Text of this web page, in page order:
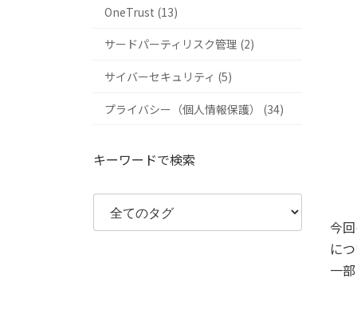
今
に
一
OneTrust (13)
サードパーティリスク管理 (2)
サイバーセキュリティ (5)
プライバシー（個人情報保護） (34)
キーワードで検索